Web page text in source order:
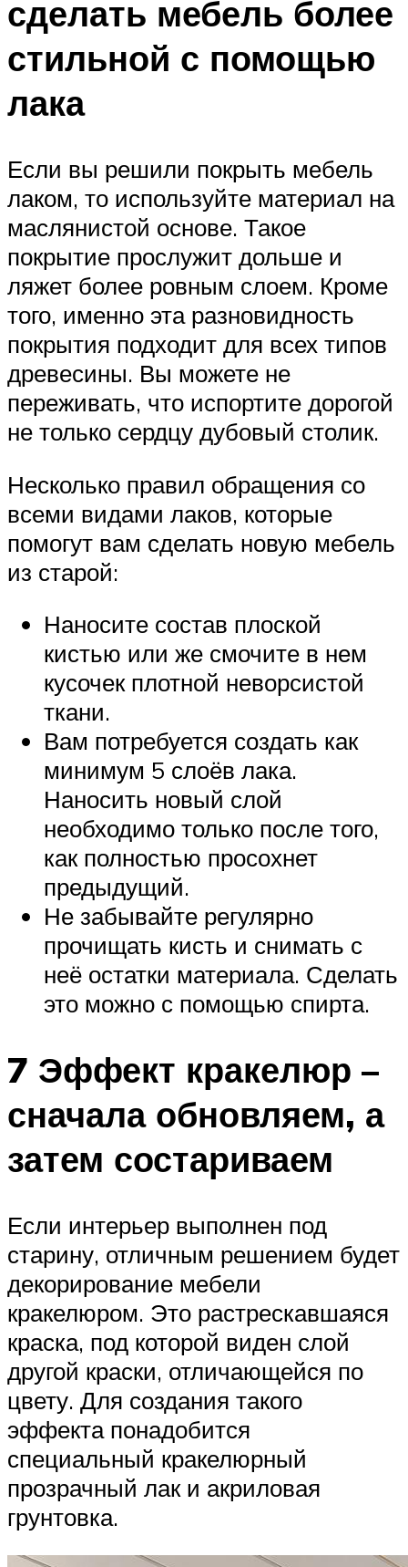
сделать мебель более
стильной с помощью
лака
Если вы решили покрыть мебель
лаком, то используйте материал на
маслянистой основе. Такое
покрытие прослужит дольше и
ляжет более ровным слоем. Кроме
того, именно эта разновидность
покрытия подходит для всех типов
древесины. Вы можете не
переживать, что испортите дорогой
не только сердцу дубовый столик.
Несколько правил обращения со
всеми видами лаков, которые
помогут вам сделать новую мебель
из старой:
Наносите состав плоской
кистью или же смочите в нем
кусочек плотной неворсистой
ткани.
Вам потребуется создать как
минимум 5 слоёв лака.
Наносить новый слой
необходимо только после того,
как полностью просохнет
предыдущий.
Не забывайте регулярно
прочищать кисть и снимать с
неё остатки материала. Сделать
это можно с помощью спирта.
7 Эффект кракелюр –
сначала обновляем, а
затем состариваем
Если интерьер выполнен под
старину, отличным решением будет
декорирование мебели
кракелюром. Это растрескавшаяся
краска, под которой виден слой
другой краски, отличающейся по
цвету. Для создания такого
эффекта понадобится
специальный кракелюрный
прозрачный лак и акриловая
грунтовка.